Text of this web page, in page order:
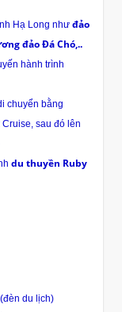
Hạ Long như đảo
đảo Đá Chó,..
hành trình
chuyển bằng
sau đó lên
du thuyền Ruby
du lịch)